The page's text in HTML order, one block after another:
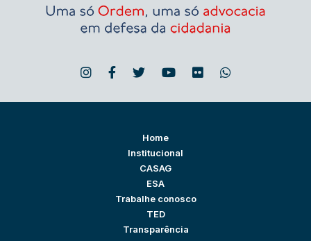
Home
Institucional
CASAG
ESA
Trabalhe conosco
TED
Transparência